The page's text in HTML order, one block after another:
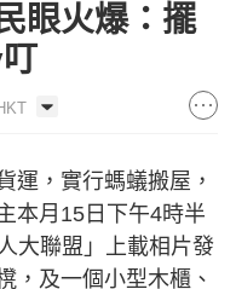
眼火爆：擺
運，實行螞蟻搬屋，
本月15日下午4時半
大聯盟」上載相片發
，及一個小型木櫃、